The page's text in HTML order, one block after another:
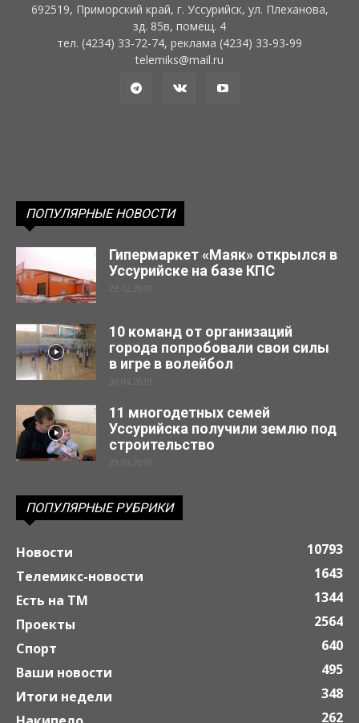
692519, Приморский край, г. Уссурийск, ул. Плеханова,
зд. 85в, помещ. 4
тел. (4234) 33-72-74, реклама (4234) 33-93-99
telemiks@mail.ru
ПОПУЛЯРНЫЕ НОВОСТИ
Гипермаркет «Маяк» открылся в
Уссурийске на базе КПС
23.12.2019
10 команд от организаций
города попробовали свои силы
в игре в волейбол
30.04.2019
11 многодетных семей
Уссурийска получили землю под
строительство
29.03.2019
ПОПУЛЯРНЫЕ РУБРИКИ
Новости
10793
Телемикс-новости
1643
Есть на ТМ
1344
Проекты
2564
Спорт
640
Ваши новости
495
Итоги недели
348
262